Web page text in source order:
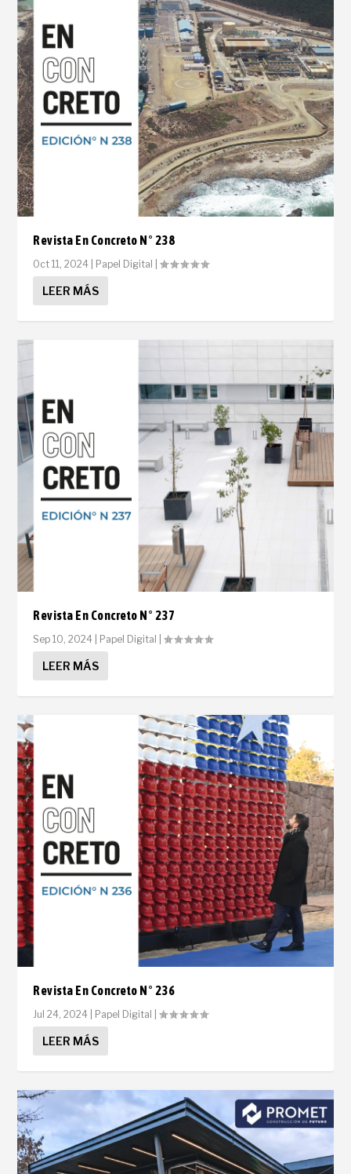
Revista En Concreto N° 238
Oct 11, 2024 Papel Digital |
LEER MÁS
Revista En Concreto N° 237
Sep 10, 2024 Papel Digital |
LEER MÁS
Revista En Concreto N° 236
Jul 24, 2024 Papel Digital |
LEER MÁS